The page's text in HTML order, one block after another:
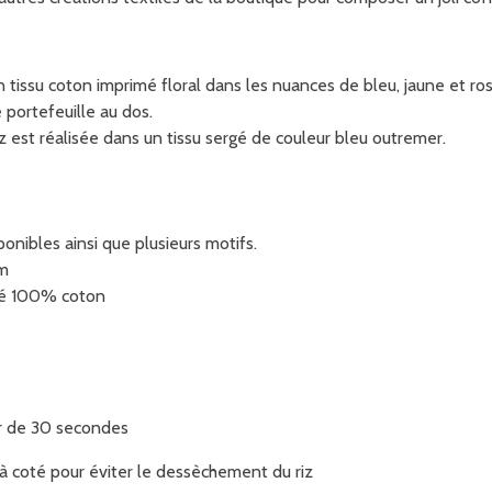
coton imprimé floral dans les nuances de bleu, jaune et
portefeuille au dos.
est réalisée dans un tissu sergé de couleur bleu outremer.
ainsi que plusieurs motifs.
100% coton
de 30 secondes
coté pour éviter le dessèchement du riz